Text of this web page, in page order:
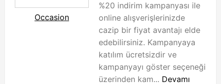
Occasion
%20 indirim kampanyası ile
online alışverişlerinizde
cazip bir fiyat avantajı elde
edebilirsiniz. Kampanyaya
katılım ücretsizdir ve
kampanyayı göster seçeneği
üzerinden kam... Devamı